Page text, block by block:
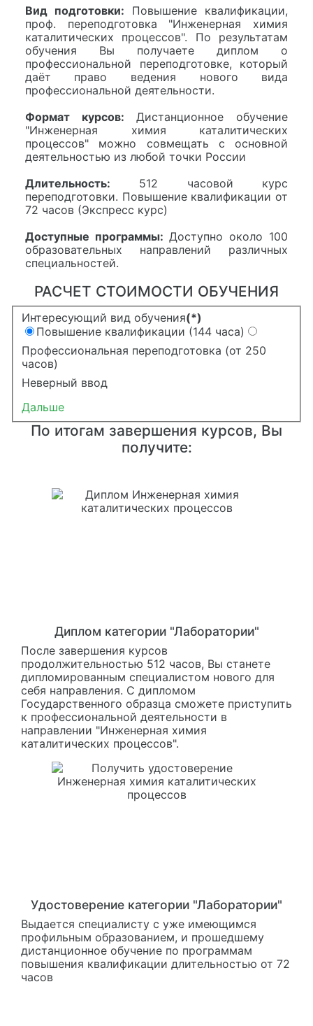
Вид подготовки: Повышение квалификации,
проф. переподготовка "Инженерная химия
каталитических процессов". По результатам
обучения Вы получаете диплом о
профессиональной переподготовке, который
даёт право ведения нового вида
профессиональной деятельности.
Формат курсов: Дистанционное обучение
"Инженерная химия каталитических
процессов" можно совмещать с основной
деятельностью из любой точки России
Длительность: 512 часовой курс
переподготовки. Повышение квалификации от
72 часов (Экспресс курс)
Доступные программы: Доступно около 100
образовательных направлений различных
специальностей.
РАСЧЕТ СТОИМОСТИ ОБУЧЕНИЯ
Интересующий вид обучения(*)
Повышение квалификации (144 часа)
Профессиональная переподготовка (от 250
часов)
Неверный ввод
Дальше
По итогам завершения курсов, Вы
получите:
Диплом категории "Лаборатории"
После завершения курсов
продолжительностью 512 часов, Вы станете
дипломированным специалистом нового для
себя направления. С дипломом
Государственного образца сможете приступить
к профессиональной деятельности в
направлении "Инженерная химия
каталитических процессов".
Удостоверение категории "Лаборатории"
Выдается специалисту с уже имеющимся
профильным образованием, и прошедшему
дистанционное обучение по программам
повышения квалификации длительностью от 72
часов